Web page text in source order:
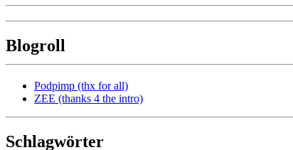
Blogroll
Podpimp (thx for all)
ZEE (thanks 4 the intro)
Schlagwörter